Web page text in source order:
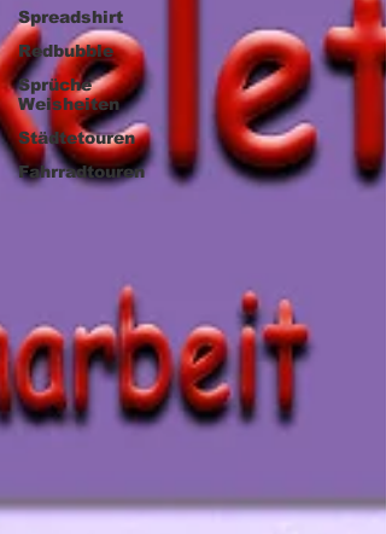
Spreadshirt
Redbubble
Sprüche
Weisheiten
Städtetouren
Fahrradtouren